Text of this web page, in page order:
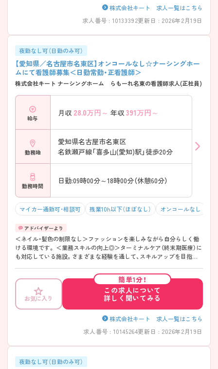
株式会社キート 求人一覧はこちら
求人番号 : 10133392更新日 : 2026年2月19日
夜勤なし可（日勤のみ可）
【愛知県／名古屋市名東区】オンコールなし☆ナーシングホー
ムにて看護師募集＜日勤常勤・正看護師＞
株式会社キート ナーシングホーム らもーれ名東の看護師求人(正社員)
給与
月収 28.0万円～ 年収 391万円～
勤務地
愛知県名古屋市名東区
名鉄瀬戸線「喜多山(愛知)駅」徒歩20分
勤務時間
日勤:09時00分～18時00分（休憩60分）
マイカー通勤可・相談可 残業10h以下（ほぼなし） オンコールなし
＜ネイル・髪色の制限なし＞ファッションを楽しみながら自分らしく働
ける環境です。 ＜業務スキルの向上◎＞ターミナルケア（終末期医療）に
も対応している施設。さまざまな経験を通して、スキルアップを目指し
仕事とプライベートのメリハリもつけやすいです。 ご興味のある方に
は、面接対策ポイント等、さらに詳細をお話ししますのでお気軽にご相談
ください。
お気に入り
簡単1分！
この求人について
詳しく聞いてみる
株式会社キート 求人一覧はこちら
求人番号 : 10145264更新日 : 2026年2月19日
夜勤なし可（日勤のみ可）